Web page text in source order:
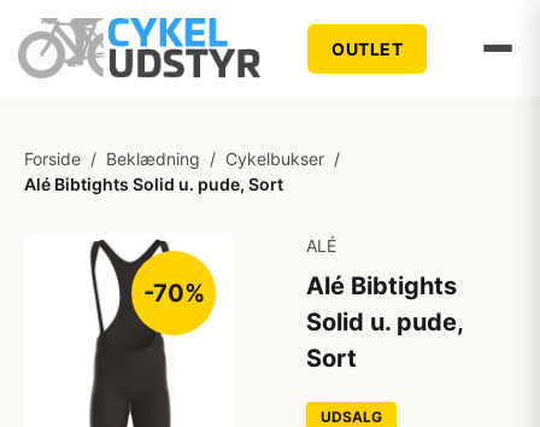
OUTLET
Forside / Beklædning / Cykelbukser /
Alé Bibtights Solid u. pude, Sort
-70%
ALÉ
Alé Bibtights
Solid u. pude,
Sort
UDSALG